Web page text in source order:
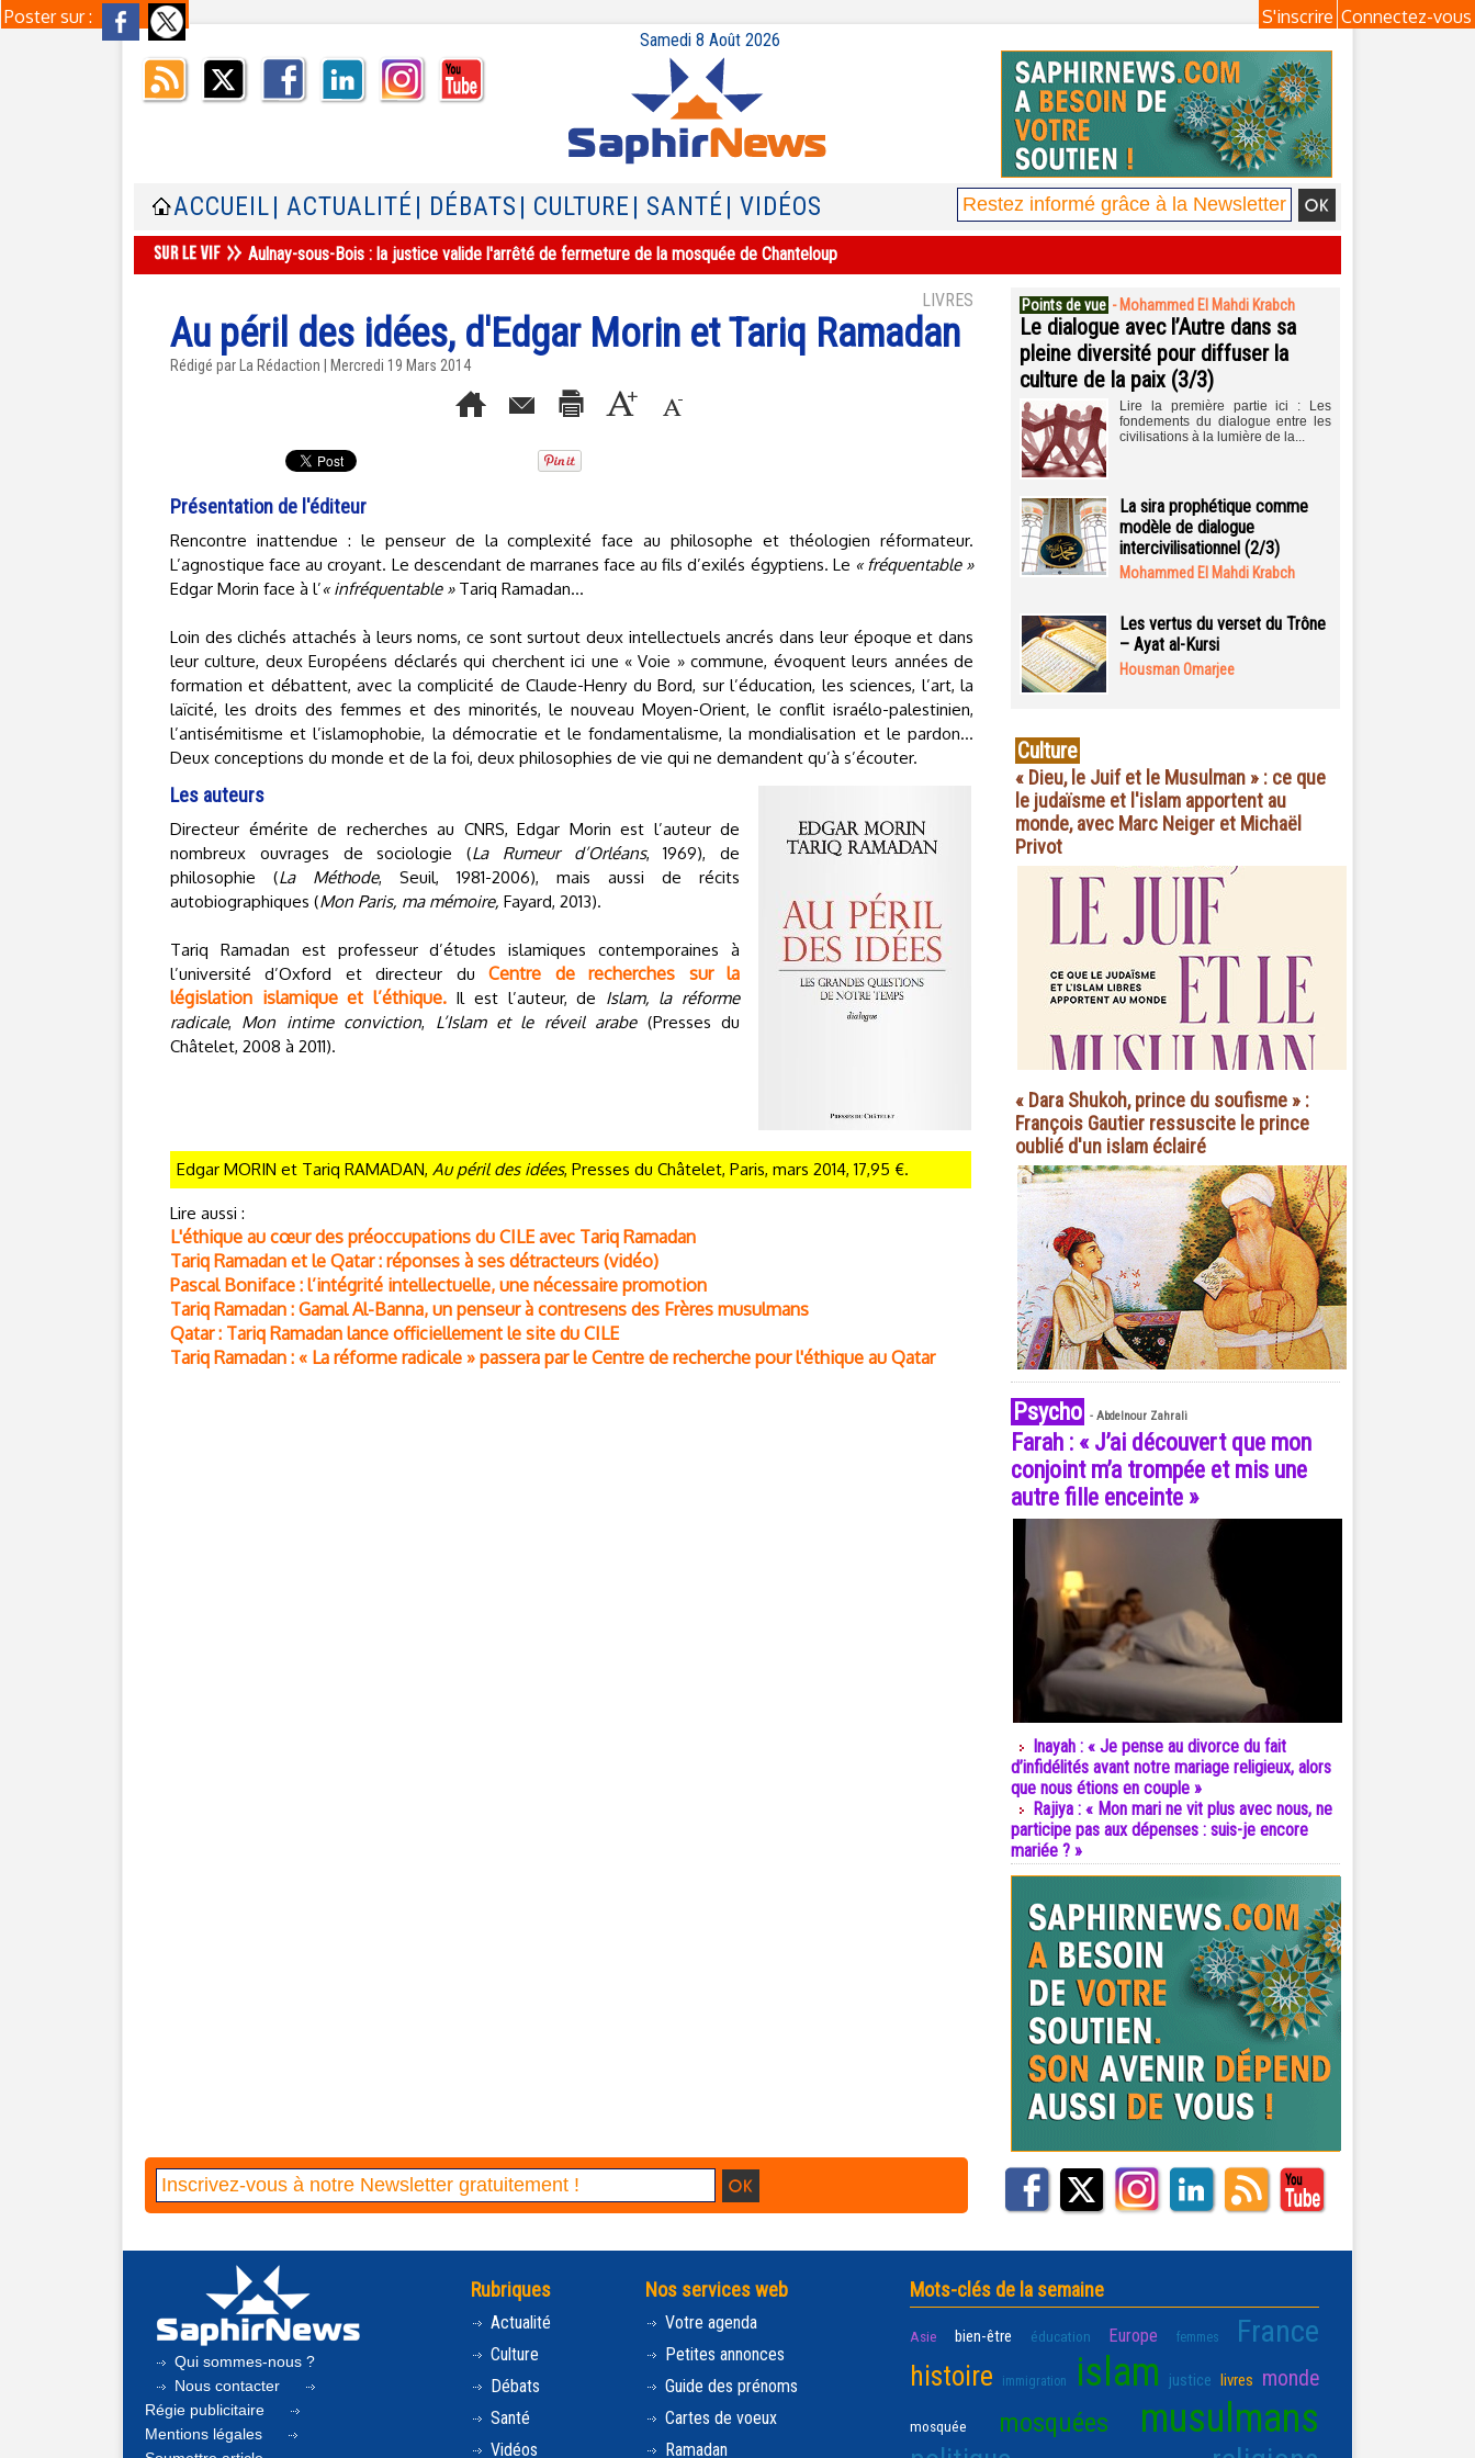
Poster sur : Connectez-vous
S'inscrire
Samedi 8 Août 2026
ACCUEIL | ACTUALITÉ | DÉBATS | CULTURE | SANTÉ | VIDÉOS
Aulnay-sous-Bois : la justice valide l'arrêté de fermeture de la mosquée de Chanteloup
LIVRES
Au péril des idées, d'Edgar Morin et Tariq Ramadan
Rédigé par La Rédaction | Mercredi 19 Mars 2014
Présentation de l'éditeur
Rencontre inattendue : le penseur de la complexité face au philosophe et théologien réformateur.
L’agnostique face au croyant. Le descendant de marranes face au fils d’exilés égyptiens. Le « fréquentable »
Edgar Morin face à l’« infréquentable »Tariq Ramadan…
Loin des clichés attachés à leurs noms, ce sont surtout deux intellectuels ancrés dans leur époque et dans
leur culture, deux Européens déclarés qui cherchent ici une « Voie » commune, évoquent leurs années de
formation et débattent, avec la complicité de Claude-Henry du Bord, sur l’éducation, les sciences, l’art, la
laïcité, les droits des femmes et des minorités, le nouveau Moyen-Orient, le conflit israélo-palestinien,
l’antisémitisme et l’islamophobie, la démocratie et le fondamentalisme, la mondialisation et le pardon…
Deux conceptions du monde et de la foi, deux philosophies de vie qui ne demandent qu’à s’écouter.
Les auteurs
Directeur émérite de recherches au CNRS, Edgar Morin est l’auteur de
nombreux ouvrages de sociologie (La Rumeur d’Orléans, 1969), de
philosophie (La Méthode, Seuil, 1981-2006), mais aussi de récits
autobiographiques (Mon Paris, ma mémoire, Fayard, 2013).
Tariq Ramadan est professeur d’études islamiques contemporaines à
l’université d’Oxford et directeur duCentre de recherches sur la
législation islamique et l’éthique.Il est l’auteur, de Islam, la réforme
radicale, Mon intime conviction, L’Islam et le réveil arabe(Presses du
Châtelet, 2008 à 2011).
Edgar MORIN et Tariq RAMADAN, Au péril des idées, Presses du Châtelet, Paris, mars 2014, 17,95 €.
Lire aussi :
L'éthique au cœur des préoccupations du CILE avec Tariq Ramadan
Tariq Ramadan et le Qatar : réponses à ses détracteurs (vidéo)
Pascal Boniface : l’intégrité intellectuelle, une nécessaire promotion
Tariq Ramadan : Gamal Al-Banna, un penseur à contresens des Frères musulmans
Qatar : Tariq Ramadan lance officiellement le site du CILE
Tariq Ramadan : « La réforme radicale » passera par le Centre de recherche pour l'éthique au Qatar
Points de vue - Mohammed El Mahdi Krabch
Le dialogue avec l’Autre dans sa
pleine diversité pour diffuser la
culture de la paix (3/3)
Lire la première partie ici : Les
fondements du dialogue entre les
civilisations à la lumière de la...
La sira prophétique comme
modèle de dialogue
intercivilisationnel (2/3)
Mohammed El Mahdi Krabch
Les vertus du verset du Trône
– Ayat al-Kursi
Housman Omarjee
Culture
« Dieu, le Juif et le Musulman » : ce que
le judaïsme et l'islam apportent au
monde, avec Marc Neiger et Michaël
Privot
« Dara Shukoh, prince du soufisme » :
François Gautier ressuscite le prince
oublié d'un islam éclairé
Psycho - Abdelnour Zahrali
Farah : « J’ai découvert que mon
conjoint m’a trompée et mis une
autre fille enceinte »
Inayah : « Je pense au divorce du fait
d’infidélités avant notre mariage religieux, alors
que nous étions en couple »
Rajiya : « Mon mari ne vit plus avec nous, ne
participe pas aux dépenses : suis-je encore
mariée ? »
Qui sommes-nous ?
Nous contacter
Régie publicitaire
Mentions légales
Rubriques
Actualité
Culture
Débats
Santé
Vidéos
Nos services web
Votre agenda
Petites annonces
Guide des prénoms
Cartes de voeux
Ramadan
Mots-clés de la semaine
Asie bien-être éducation Europe femmes France
histoire immigration islam justice livres monde
mosquée mosquées musulmans